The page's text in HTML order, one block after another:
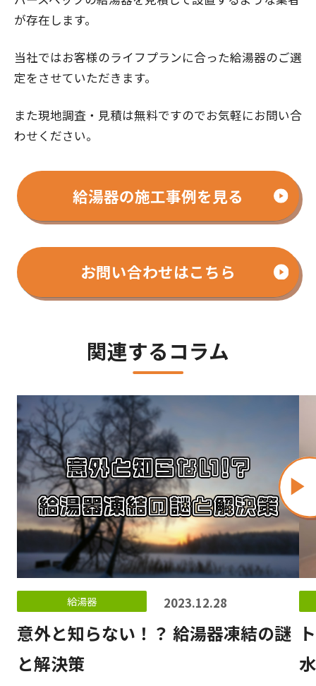
が存在します。
当社ではお客様のライフプランに合った給湯器のご選
定をさせていただきます。
また現地調査・見積は無料ですのでお気軽にお問い合
わせください。
給湯器の施工事例を見る
お問い合わせはこちら
関連するコラム
2023.12.28
給湯器
意外と知らない！？ 給湯器凍結の謎
と解決策